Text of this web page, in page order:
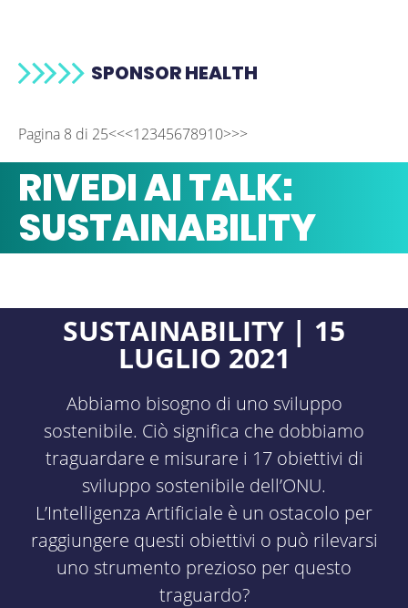
SPONSOR HEALTH
Pagina 8 di 25<<<12345678910>>>
RIVEDI AI TALK:
SUSTAINABILITY
SUSTAINABILITY | 15
LUGLIO 2021
Abbiamo bisogno di uno sviluppo
sostenibile. Ciò significa che dobbiamo
traguardare e misurare i 17 obiettivi di
sviluppo sostenibile dell’ONU.
L’Intelligenza Artificiale è un ostacolo per
raggiungere questi obiettivi o può rilevarsi
uno strumento prezioso per questo
traguardo?